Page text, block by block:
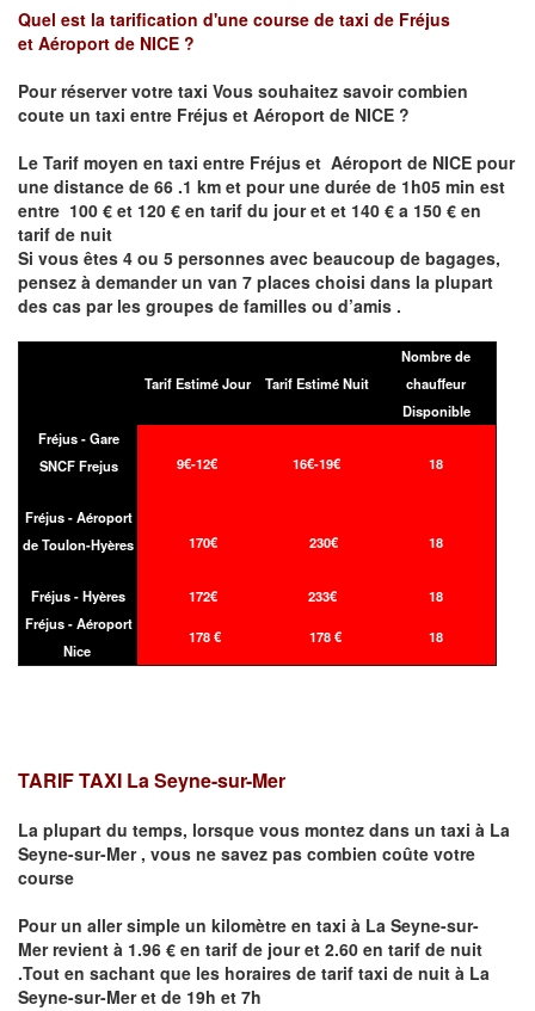
Quel est la tarification d'une course de taxi de Fréjus
et Aéroport de NICE ?
Pour réserver votre taxi Vous souhaitez savoircombien
coute un taxi entre Fréjus et Aéroport de NICE ?
Le Tarif moyen en taxi entre Fréjus et Aéroport de NICE pour
une distance de 66 .1 km et pour une durée de 1h05 min est
entre 100 € et 120 € en tarif du jour et et 140 € a 150 € en
tarif de nuit
Si vous êtes 4 ou 5 personnes avec beaucoup de bagages,
pensez à demander un van 7 places choisi dans la plupart
des cas par les groupes de familles ou d’amis .
Tarif Estimé Jour Tarif Estimé Nuit
Nombre de
chauffeur
Disponible
Fréjus - Gare
SNCF Frejus
9€-12€ 16€-19€ 18
Fréjus - Aéroport
de Toulon-Hyères
170€ 230€ 18
Fréjus - Hyères 172€ 233€
18
Fréjus - Aéroport
Nice
178 € 178 € 18
TARIF TAXI La Seyne-sur-Mer
La plupart du temps, lorsque vous montez dans un taxi à La
Seyne-sur-Mer, vous ne savez pas combien coûte votre
course
Pour un aller simple un kilomètre en taxi à La Seyne-sur-
Merrevient à 1.96 € en tarif de jour et 2.60 en tarif de nuit
.Tout en sachant que les horaires de tarif taxi de nuit à La
Seyne-sur-Meret de 19h et 7h